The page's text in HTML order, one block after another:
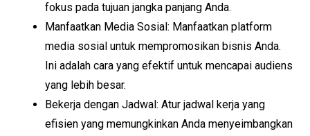
fokus pada tujuan jangka panjang Anda.
Manfaatkan Media Sosial: Manfaatkan platform
media sosial untuk mempromosikan bisnis Anda.
Ini adalah cara yang efektif untuk mencapai audiens
yang lebih besar.
Bekerja dengan Jadwal: Atur jadwal kerja yang
efisien yang memungkinkan Anda menyeimbangkan